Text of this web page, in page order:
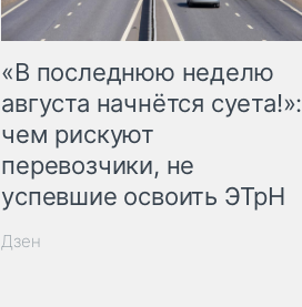
«В последнюю неделю
августа начнётся суета!»:
чем рискуют
перевозчики, не
успевшие освоить ЭТрН
Дзен